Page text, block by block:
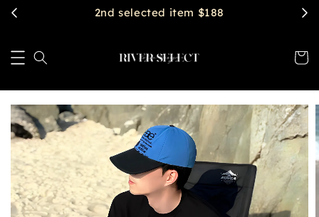
2nd selected item $188